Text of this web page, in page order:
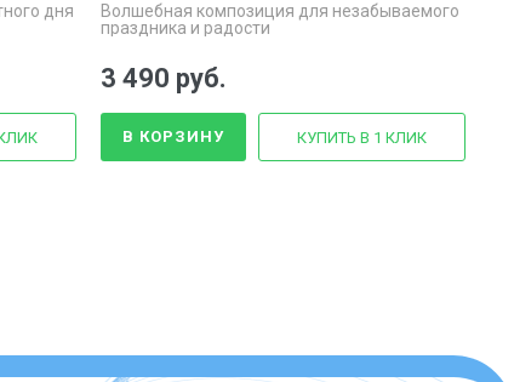
дня
Волшебная композиция для незабываемого
праздника и радости
3 490 руб.
В КОРЗИНУ КУПИТЬ В 1 КЛИК